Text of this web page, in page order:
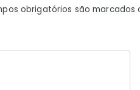
obrigatórios são marcados